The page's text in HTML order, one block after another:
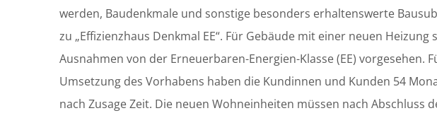
werden, Baudenkmale und sonstige besonders erhaltenswerte
zu „Effizienzhaus Denkmal EE“. Für Gebäude mit einer neuen Heizung
Ausnahmen von der Erneuerbaren-Energien-Klasse (EE) vorgesehen.
Umsetzung des Vorhabens haben die Kundinnen und Kunden 54
nach Zusage Zeit. Die neuen Wohn­einheiten müssen nach Abschluss